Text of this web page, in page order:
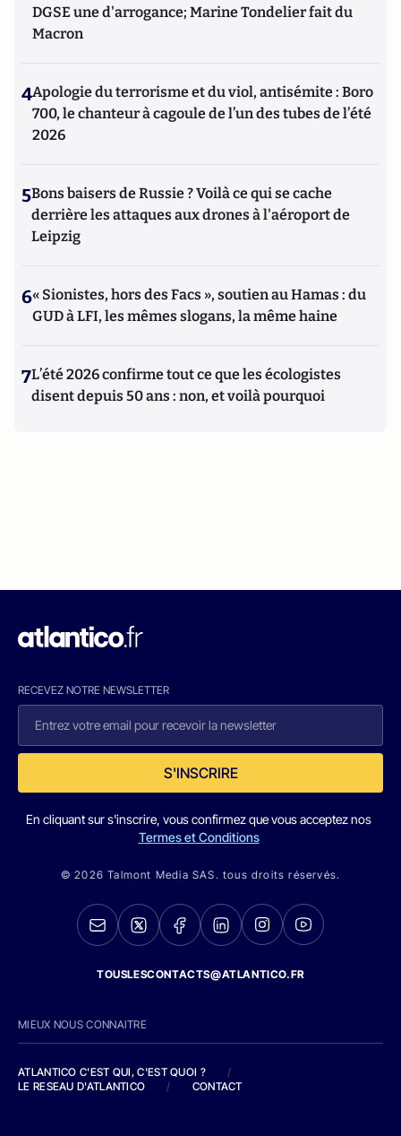
DGSE une d'arrogance; Marine Tondelier fait du
Macron
4Apologie du terrorisme et du viol, antisémite : Boro
700, le chanteur à cagoule de l’un des tubes de l’été
2026
5Bons baisers de Russie ? Voilà ce qui se cache
derrière les attaques aux drones à l'aéroport de
Leipzig
6« Sionistes, hors des Facs », soutien au Hamas : du
GUD à LFI, les mêmes slogans, la même haine
7L’été 2026 confirme tout ce que les écologistes
disent depuis 50 ans : non, et voilà pourquoi
RECEVEZ NOTRE NEWSLETTER
S'INSCRIRE
En cliquant sur s'inscrire, vous confirmez que vous acceptez nos
Termes et Conditions
© 2026 Talmont Media SAS. tous droits réservés.
TOUSLESCONTACTS@ATLANTICO.FR
MIEUX NOUS CONNAITRE
ATLANTICO C'EST QUI, C'EST QUOI ?
/
LE RESEAU D'ATLANTICO
/ CONTACT